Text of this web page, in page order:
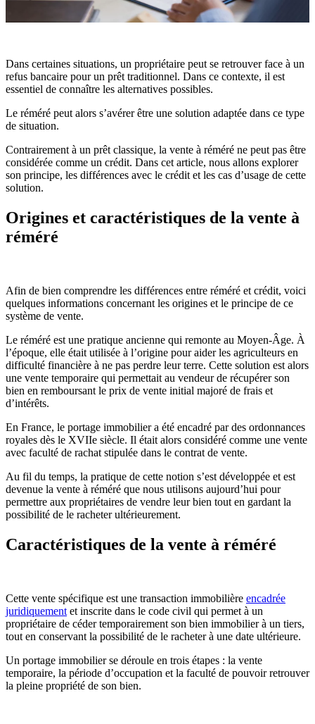
Dans certaines situations, un propriétaire peut se retrouver face à un
refus bancaire pour un prêt traditionnel. Dans ce contexte, il est
essentiel de connaître les alternatives possibles.
Le réméré peut alors s’avérer être une solution adaptée dans ce type
de situation.
Contrairement à un prêt classique, la vente à réméré ne peut pas être
considérée comme un crédit. Dans cet article, nous allons explorer
son principe, les différences avec le crédit et les cas d’usage de cette
solution.
Origines et caractéristiques de la vente à
réméré
Afin de bien comprendre les différences entre réméré et crédit, voici
quelques informations concernant les origines et le principe de ce
système de vente.
Le réméré est une pratique ancienne qui remonte au Moyen-Âge. À
l’époque, elle était utilisée à l’origine pour aider les agriculteurs en
difficulté financière à ne pas perdre leur terre. Cette solution est alors
une vente temporaire qui permettait au vendeur de récupérer son
bien en remboursant le prix de vente initial majoré de frais et
d’intérêts.
En France, le portage immobilier a été encadré par des ordonnances
royales dès le XVIIe siècle. Il était alors considéré comme une vente
avec faculté de rachat stipulée dans le contrat de vente.
Au fil du temps, la pratique de cette notion s’est développée et est
devenue la vente à réméré que nous utilisons aujourd’hui pour
permettre aux propriétaires de vendre leur bien tout en gardant la
possibilité de le racheter ultérieurement.
Caractéristiques de la vente à réméré
Cette vente spécifique est une transaction immobilière encadrée
juridiquement et inscrite dans le code civil qui permet à un
propriétaire de céder temporairement son bien immobilier à un tiers,
tout en conservant la possibilité de le racheter à une date ultérieure.
Un portage immobilier se déroule en trois étapes : la vente
temporaire, la période d’occupation et la faculté de pouvoir retrouver
la pleine propriété de son bien.